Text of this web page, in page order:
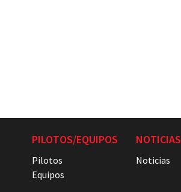
PILOTOS/EQUIPOS
Pilotos
Equipos
NOTICIAS
Noticias